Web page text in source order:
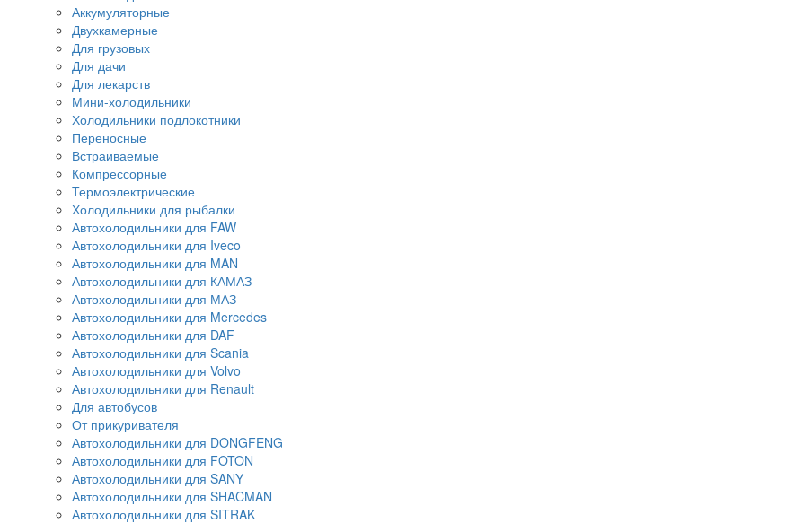
Аккумуляторные
Двухкамерные
Для грузовых
Для дачи
Для лекарств
Мини-холодильники
Холодильники подлокотники
Переносные
Встраиваемые
Компрессорные
Термоэлектрические
Холодильники для рыбалки
Автохолодильники для FAW
Автохолодильники для Iveco
Автохолодильники для MAN
Автохолодильники для КАМАЗ
Автохолодильники для МАЗ
Автохолодильники для Mercedes
Автохолодильники для DAF
Автохолодильники для Scania
Автохолодильники для Volvo
Автохолодильники для Renault
Для автобусов
От прикуривателя
Автохолодильники для DONGFENG
Автохолодильники для FOTON
Автохолодильники для SANY
Автохолодильники для SHACMAN
Автохолодильники для SITRAK